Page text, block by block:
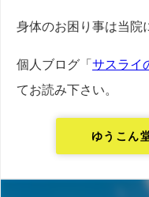
身体のお困り事は当院
個人ブログ「 サスライ
てお読み下さい。
ゆうこん